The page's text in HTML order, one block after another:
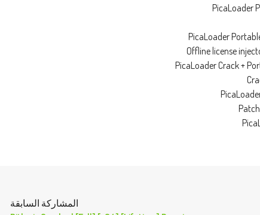
PicaLoader
PicaLoader
Offline license
PicaLoader Crack +
المشاركة السابقة